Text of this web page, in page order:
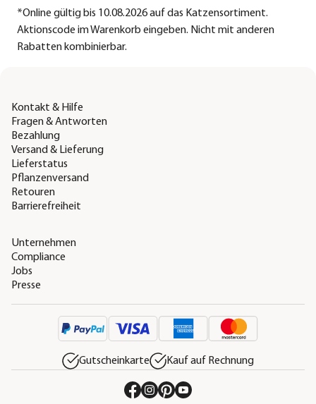
*Online gültig bis 10.08.2026 auf das Katzensortiment.
Aktionscode im Warenkorb eingeben. Nicht mit anderen
Rabatten kombinierbar.
Kontakt & Hilfe
Fragen & Antworten
Bezahlung
Versand & Lieferung
Lieferstatus
Pflanzenversand
Retouren
Barrierefreiheit
Unternehmen
Compliance
Jobs
Presse
Gutscheinkarte Kauf auf Rechnung